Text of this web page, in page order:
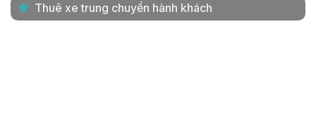
Thuê xe trung chuyển hành khách